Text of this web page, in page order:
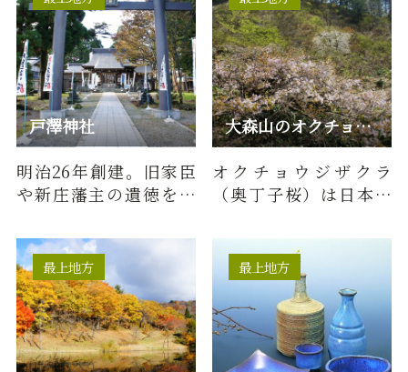
戸澤神社
明治26年創建。旧家臣
や新庄藩主の遺徳を讃
盛と藩祖・政盛の御霊
を新庄城…
大森山のオクチョウジザクラ
オクチョウジザクラ
（奥丁子桜）は日本海
で、雪の重みに耐えら
れるように丈…
最上地方 最上地方